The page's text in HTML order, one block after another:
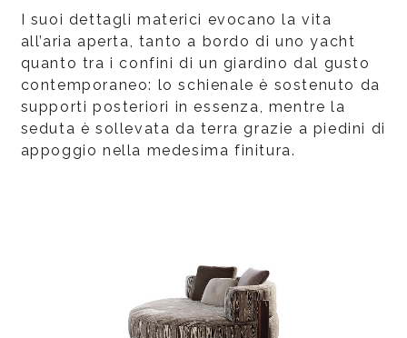
I suoi dettagli materici evocano la vita
all’aria aperta, tanto a bordo di uno yacht
quanto tra i confini di un giardino dal gusto
contemporaneo: lo schienale è sostenuto da
supporti posteriori in essenza, mentre la
seduta è sollevata da terra grazie a piedini di
appoggio nella medesima finitura.